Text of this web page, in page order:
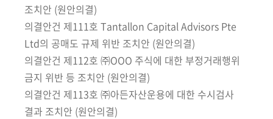
조치안 (원안의결)
의결안건 제111호 Tantallon Capital Advisors Pte
Ltd의 공매도 규제 위반 조치안 (원안의결)
의결안건 제112호 ㈜OOO 주식에 대한 부정거래행위
금지 위반 등 조치안 (원안의결)
의결안건 제113호 ㈜아든자산운용에 대한 수시검사
결과 조치안 (원안의결)